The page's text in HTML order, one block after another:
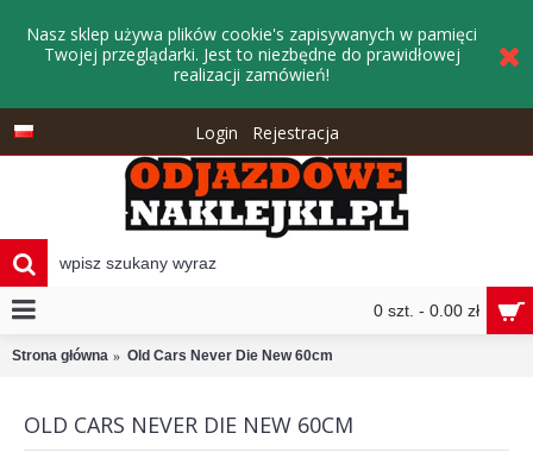
Nasz sklep używa plików cookie's zapisywanych w pamięci
Twojej przeglądarki. Jest to niezbędne do prawidłowej
realizacji zamówień!
Login Rejestracja
0 szt. - 0.00 zł
Strona główna Old Cars Never Die New 60cm
OLD CARS NEVER DIE NEW 60CM